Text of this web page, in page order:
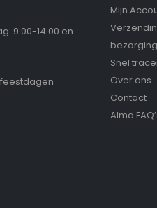
9:00-14:00 en
Mijn
bezorging
Snel
Over ons
Contact
Alma